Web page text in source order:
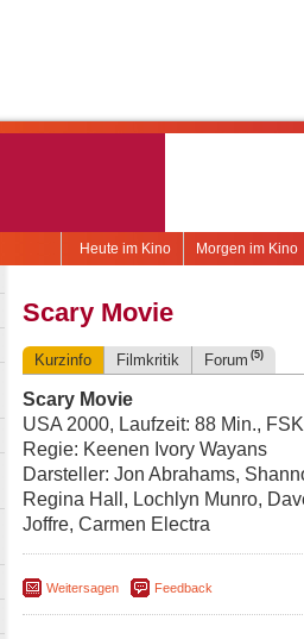
Morgen im Kino
Heute im Kino
Scary Movie
Kurzinfo Filmkritik Forum (5)
Scary Movie
USA 2000, Laufzeit: 88 Min.,
Regie: Keenen Ivory Wayans
Darsteller: Jon Abrahams,
Regina Hall, Lochlyn Munro,
Joffre, Carmen Electra
Weitersagen Feedback